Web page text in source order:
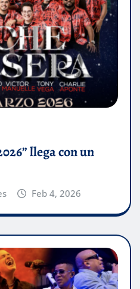
llega con un
Feb 4, 2026